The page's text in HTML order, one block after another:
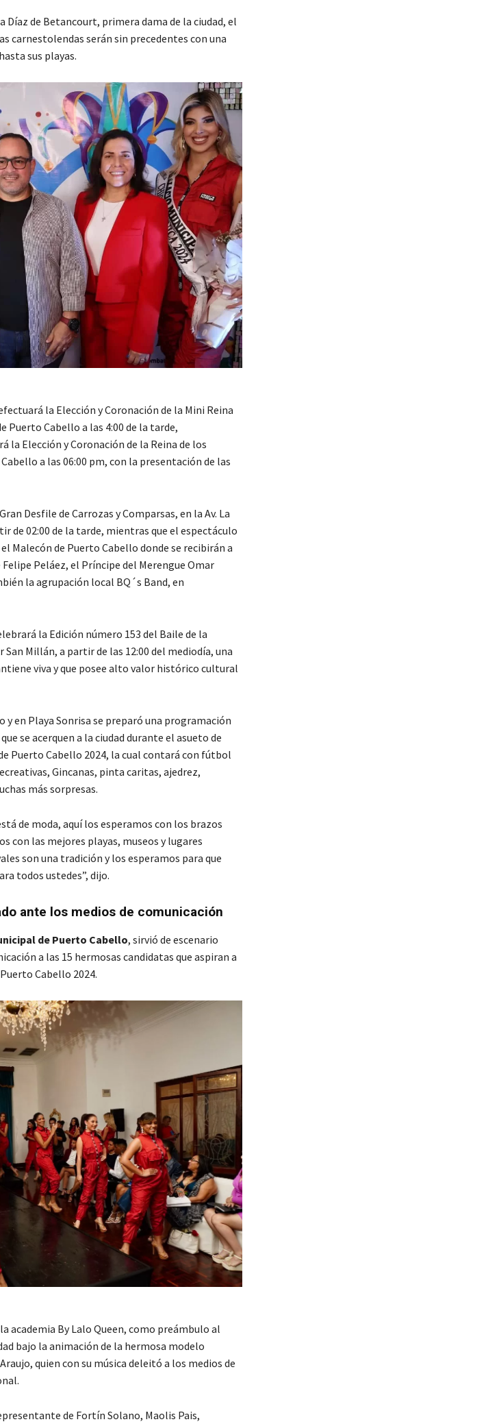
Díaz de Betancourt, primera dama de la ciudad, el
carnestolendas serán sin precedentes con una
sus playas.
la Elección y Coronación de la Mini Reina
Puerto Cabello a las 4:00 de la tarde,
la Elección y Coronación de la Reina de los
a las 06:00 pm, con la presentación de las
Desfile de Carrozas y Comparsas, en la Av. La
de 02:00 de la tarde, mientras que el espectáculo
Malecón de Puerto Cabello donde se recibirán a
Peláez, el Príncipe del Merengue Omar
la agrupación local BQ´s Band, en
la Edición número 153 del Baile de la
Millán, a partir de las 12:00 del mediodía, una
viva y que posee alto valor histórico cultural
en Playa Sonrisa se preparó una programación
se acerquen a la ciudad durante el asueto de
Puerto Cabello 2024, la cual contará con fútbol
Gincanas, pinta caritas, ajedrez,
más sorpresas.
de moda, aquí los esperamos con los brazos
con las mejores playas, museos y lugares
son una tradición y los esperamos para que
todos ustedes”, dijo.
ante los medios de comunicación
de Puerto Cabello, sirvió de escenario
a las 15 hermosas candidatas que aspiran a
Cabello 2024.
academia By Lalo Queen, como preámbulo al
bajo la animación de la hermosa modelo
quien con su música deleitó a los medios de
de Fortín Solano, Maolis Pais,